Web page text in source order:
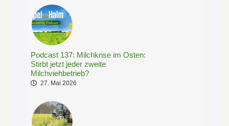
Podcast 137: Milchkrise im Osten:
Stirbt jetzt jeder zweite
Milchviehbetrieb?
27. Mai 2026